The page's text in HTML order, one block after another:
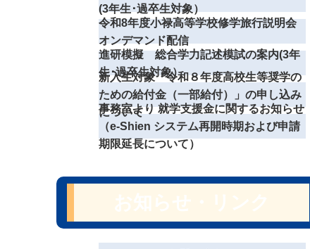
(3年生･過卒生対象）
令和8年度小禄高等学校修学旅行説明会
オンデマンド配信
進研模擬 総合学力記述模試の案内(3年
生･過卒生対象）
新入生対象「令和８年度高校生等奨学の
ための給付金（一部給付）」の申し込み
について
事務室より 就学支援金に関するお知らせ
（e-Shien システム再開時期および申請
期限延長について）